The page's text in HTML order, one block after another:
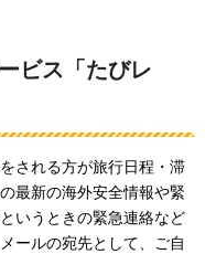
ビス「たびレ
される方が旅行日程・滞
最新の海外安全情報や緊
いうときの緊急連絡など
ールの宛先として、ご自